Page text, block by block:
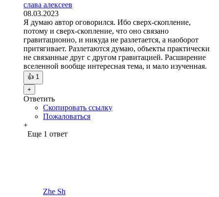
слава алексеев
08.03.2023
Я думаю автор оговорился. Ибо сверх-скопление,
потому и сверх-скопление, что оно связано
гравитационно, и никуда не разлетается, а наоборот
притягивает. Разлетаются думаю, объекты практически
не связанные друг с другом гравитацией. Расширение
вселенной вообще интересная тема, и мало изученная.
👍 1
+
Ответить
Скопировать ссылку
Пожаловаться
+
Еще 1 ответ
Zhe Sh